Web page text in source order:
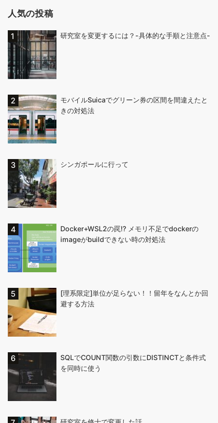
人気の投稿
研究室を変更するには？-具体的な手順と注意点-
モバイルSuicaでグリーン券の区間を間違えたと
きの対処法
シンガポールに行って
Docker+WSL2の罠!? メモリ不足でdockerの
imageがbuildできない時の対処法
[理系限定]単位が足らない！！留年をなんとか回
避する方法
SQLでCOUNT関数の引数にDISTINCTと条件式
を同時に使う